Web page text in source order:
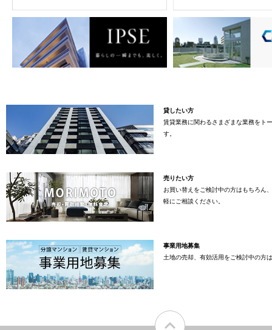
貸したい方
賃貸業務に関わるさまざまな業務をト
す。
売りたい方
お買い替えをご検討中の方はもちろん
軽にご相談ください。
事業用地募集
土地の売却、有効活用をご検討中の方